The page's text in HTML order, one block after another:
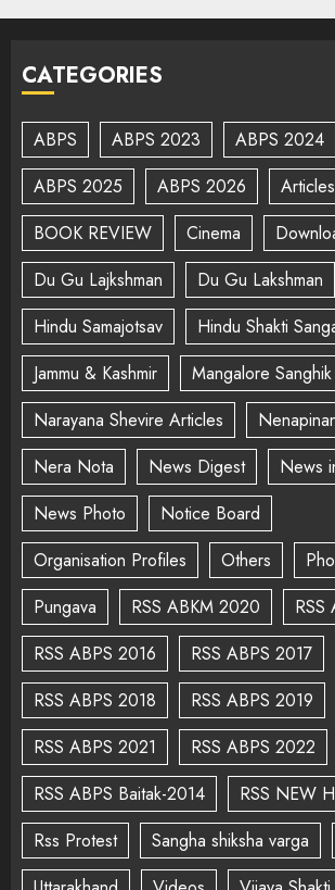
CATEGORIES
ABPS ABPS 2023
ABPS 2024
ABPS 2025
ABPS 2026 Articles
BOOK REVIEW
Cinema
Du Gu Lajkshman
Du Gu Lakshman
Hindu Samajotsav
Hindu Shakti
Jammu & Kashmir
Mangalore Sanghik
Narayana Shevire Articles
Nera Nota
News Digest
News
News Photo
Notice Board
Organisation Profiles
Others
Pungava
RSS ABKM 2020
RSS
RSS ABPS 2016
RSS ABPS 2017
RSS ABPS 2018
RSS ABPS 2019
RSS ABPS 2021
RSS ABPS 2022
RSS ABPS Baitak-2014
RSS NEW
Rss Protest
Sangha shiksha varga